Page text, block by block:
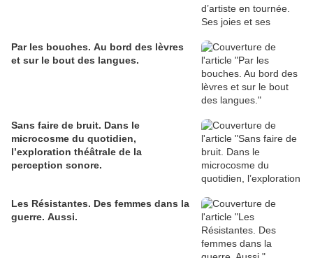
Par les bouches. Au bord des lèvres
et sur le bout des langues.
Sans faire de bruit. Dans le
microcosme du quotidien,
l’exploration théâtrale de la
perception sonore.
Les Résistantes. Des femmes dans la
guerre. Aussi.